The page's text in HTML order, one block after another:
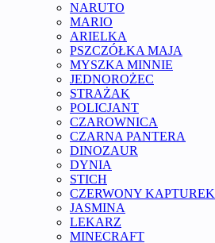
NARUTO
MARIO
ARIELKA
PSZCZÓŁKA MAJA
MYSZKA MINNIE
JEDNOROŻEC
STRAŻAK
POLICJANT
CZAROWNICA
CZARNA PANTERA
DINOZAUR
DYNIA
STICH
CZERWONY KAPTUREK
JASMINA
LEKARZ
MINECRAFT